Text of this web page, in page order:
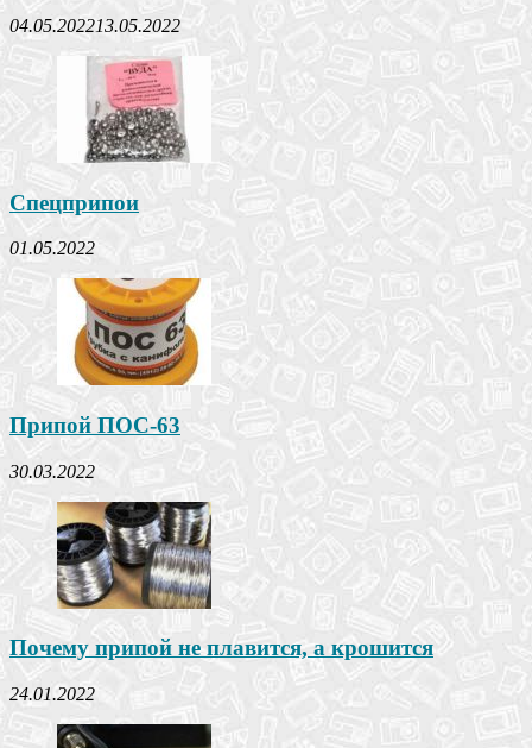
04.05.202213.05.2022
Спецприпои
01.05.2022
Припой ПОС-63
30.03.2022
Почему припой не плавится, а крошится
24.01.2022